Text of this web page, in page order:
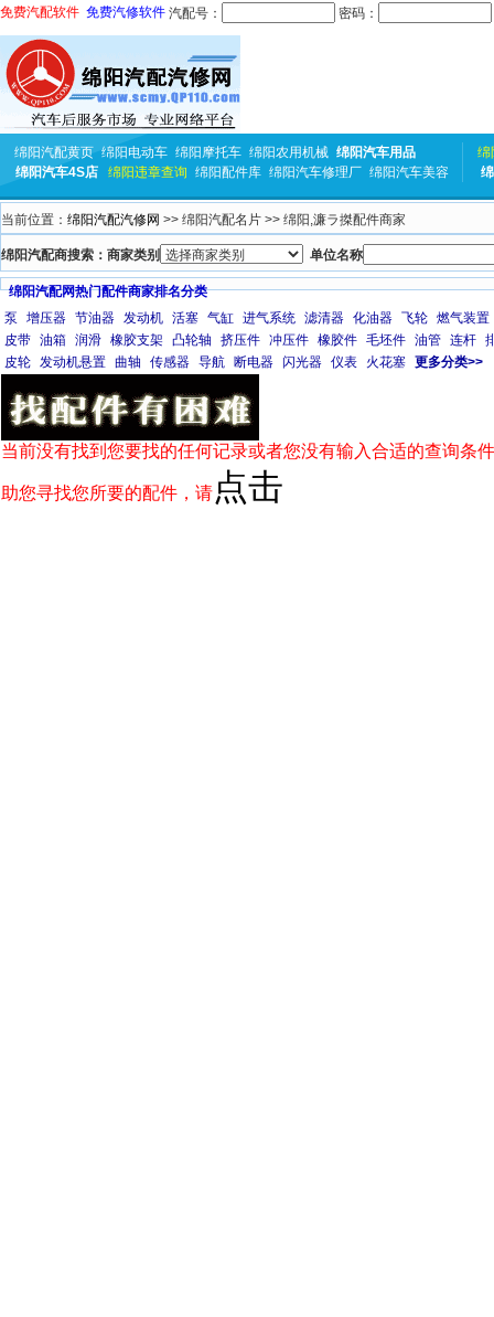
免费汽配软件 免费汽修软件 汽配号： 密码：
绵阳汽配黄页 绵阳电动车 绵阳摩托车 绵阳农用机械 绵阳汽车用品
绵阳汽车4S店
绵阳违章查询 绵阳配件库 绵阳汽车修理厂 绵阳汽车美容
绵
当前位置： 绵阳汽配汽修网 >> 绵阳汽配名片 >> 绵阳,濂ラ搩配件商家
绵阳汽配商搜索：商家类别 单位名称
绵阳汽配网热门配件商家排名分类
泵
增压器 节油器 发动机 活塞 气缸 进气系统 滤清器 化油器 飞轮 燃气装置
皮带 油箱 润滑 橡胶支架 凸轮轴 挤压件 冲压件 橡胶件 毛坯件 油管 连杆
皮轮 发动机悬置 曲轴 传感器 导航 断电器 闪光器 仪表 火花塞 更多分类>>
当前没有找到您要找的任何记录或者您没有输入合适的查询条
助您寻找您所要的配件，请 点击